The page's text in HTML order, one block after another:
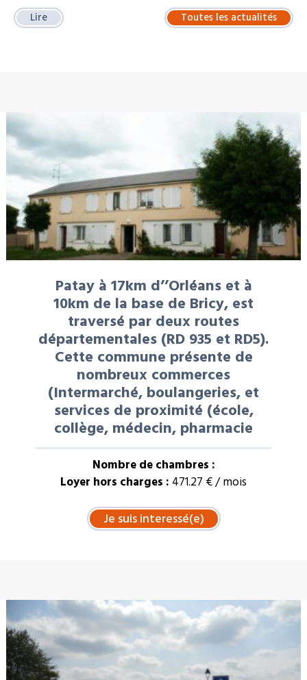
Lire Toutes les actualités
Patay à 17km d’’Orléans et à
10km de la base de Bricy, est
traversé par deux routes
départementales (RD 935 et RD5).
Cette commune présente de
nombreux commerces
(Intermarché, boulangeries, et
services de proximité (école,
collège, médecin, pharmacie
Nombre de chambres :
Loyer hors charges : 471.27 € / mois